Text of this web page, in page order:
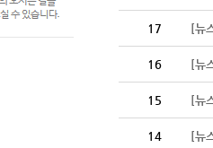
17 [뉴
16 [뉴
15 [뉴
14 [뉴